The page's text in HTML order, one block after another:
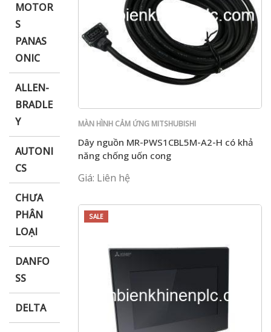
MOTOR
S
PANAS
ONIC
ALLEN-
BRADLE
Y
AUTONI
CS
CHƯA
PHÂN
LOẠI
DANFO
SS
DELTA
MÀN HÌNH CẢM ỨNG MITSHUBISHI
Dây nguồn MR-PWS1CBL5M-A2-H có khả
năng chống uốn cong
Giá: Liên hệ
SALE